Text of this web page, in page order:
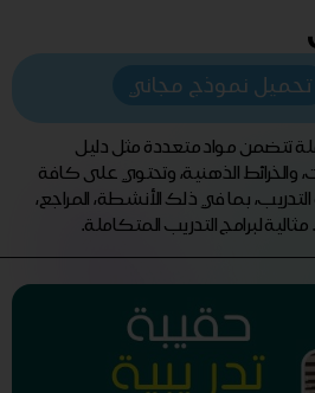
تحميل نموذج مجاني
تتضمن مواد متعددة مثل دليل
والخرائط الذهنية، وتحتوي على كافة
التدريب، بما في ذلك الأنشطة، المراجع،
لبرامج التدريب المتكاملة.